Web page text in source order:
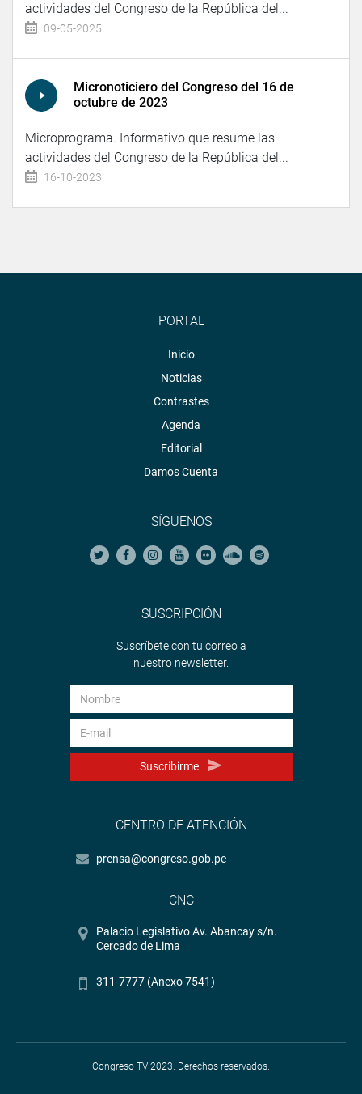
actividades del Congreso de la República del...
09-05-2025
Micronoticiero del Congreso del 16 de
octubre de 2023
Microprograma. Informativo que resume las
actividades del Congreso de la República del...
16-10-2023
PORTAL
Inicio
Noticias
Contrastes
Agenda
Editorial
Damos Cuenta
SÍGUENOS
SUSCRIPCIÓN
Suscríbete con tu correo a
nuestro newsletter.
Suscribirme
CENTRO DE ATENCIÓN
prensa@congreso.gob.pe
CNC
Palacio Legislativo Av. Abancay s/n.
Cercado de Lima
311-7777 (Anexo 7541)
Congreso TV 2023. Derechos reservados.